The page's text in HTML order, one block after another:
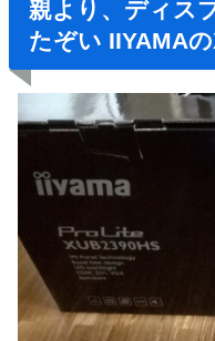
親より、ディス
たぞい IIYAMA